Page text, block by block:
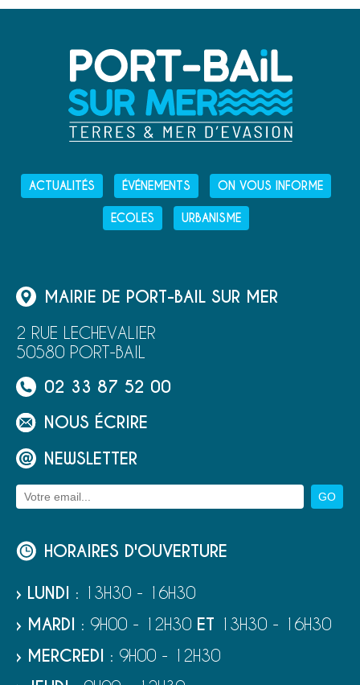
ACTUALITÉS ÉVÉNEMENTS ON VOUS INFORME
ECOLES URBANISME
MAIRIE DE PORT-BAIL SUR MER
2 RUE LECHEVALIER
50580 PORT-BAIL
02 33 87 52 00
NOUS ÉCRIRE
NEWSLETTER
HORAIRES D'OUVERTURE
› LUNDI : 13H30 - 16H30
› MARDI : 9H00 - 12H30 ET 13H30 - 16H30
› MERCREDI : 9H00 - 12H30